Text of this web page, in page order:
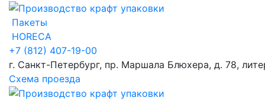
Пакеты
HORECA
+7 (812) 407-19-00
г. Санкт-Петербург, пр. Маршала Блюхера, д. 78,
Схема проезда